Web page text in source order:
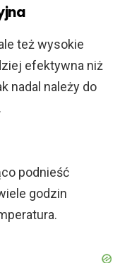
też wysokie
efektywna niż
nadal należy do
podnieść
godzin